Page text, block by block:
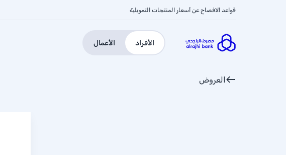
قواعد الافصاح عن أسعار المنتجات التمويلية
الأفراد الأعمال
العروض